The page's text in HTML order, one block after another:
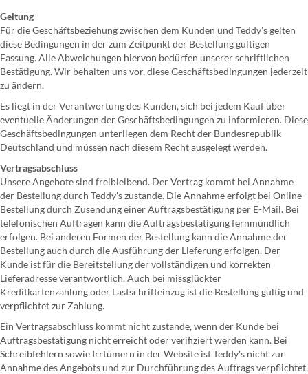
Geltung
Für die Geschäftsbeziehung zwischen dem Kunden und Teddy's gelten
diese Bedingungen in der zum Zeitpunkt der Bestellung gültigen
Fassung. Alle Abweichungen hiervon bedürfen unserer schriftlichen
Bestätigung. Wir behalten uns vor, diese Geschäftsbedingungen jederzeit
zu ändern.
Es liegt in der Verantwortung des Kunden, sich bei jedem Kauf über
eventuelle Änderungen der Geschäftsbedingungen zu informieren. Diese
Geschäftsbedingungen unterliegen dem Recht der Bundesrepublik
Deutschland und müssen nach diesem Recht ausgelegt werden.
Vertragsabschluss
Unsere Angebote sind freibleibend. Der Vertrag kommt bei Annahme
der Bestellung durch Teddy's zustande. Die Annahme erfolgt bei Online-
Bestellung durch Zusendung einer Auftragsbestätigung per E-Mail. Bei
telefonischen Aufträgen kann die Auftragsbestätigung fernmündlich
erfolgen. Bei anderen Formen der Bestellung kann die Annahme der
Bestellung auch durch die Ausführung der Lieferung erfolgen. Der
Kunde ist für die Bereitstellung der vollständigen und korrekten
Lieferadresse verantwortlich. Auch bei missglückter
Kreditkartenzahlung oder Lastschrifteinzug ist die Bestellung gültig und
verpflichtet zur Zahlung.
Ein Vertragsabschluss kommt nicht zustande, wenn der Kunde bei
Auftragsbestätigung nicht erreicht oder verifiziert werden kann. Bei
Schreibfehlern sowie Irrtümern in der Website ist Teddy's nicht zur
Annahme des Angebots und zur Durchführung des Auftrags verpflichtet.